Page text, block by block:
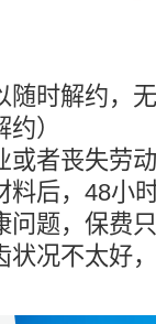
随时解约，
）
或者丧失劳
料后，48小
问题，保费
状况不太好